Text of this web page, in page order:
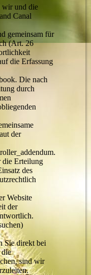
wir und die
Canal
gemeinsam für
(Art. 26
die Erfassung
Die nach
durch
der
die Erteilung
des
Website
der
Sie direkt bei
die
sind wir